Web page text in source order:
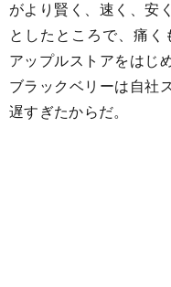
がより賢く、速く、安
としたところで、痛
アップルストアをはじ
ブラックベリーは自社
遅すぎたからだ。